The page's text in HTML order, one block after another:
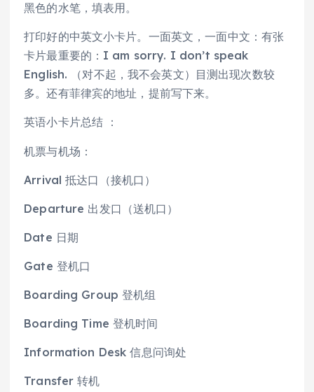
黑色的水笔，填表用。
打印好的中英文小卡片。一面英文，一面中文：有张
卡片最重要的：I am sorry. I don’t speak
English. （对不起，我不会英文）目测出现次数较
多。还有菲律宾的地址，提前写下来。
英语小卡片总结 ：
机票与机场：
Arrival 抵达口（接机口）
Departure 出发口（送机口）
Date 日期
Gate 登机口
Boarding Group 登机组
Boarding Time 登机时间
Information Desk 信息问询处
Transfer 转机